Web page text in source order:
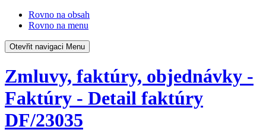
Rovno na obsah
Rovno na menu
Otevřit navigaci Menu
Zmluvy, faktúry, objednávky -
Faktúry - Detail faktúry
DF/23035